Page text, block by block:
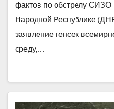
фактов по обстрелу СИЗО
Народной Республике
заявление генсек
среду,…